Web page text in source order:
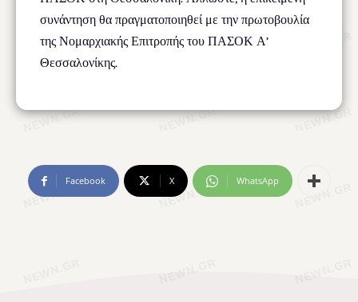
συνάντηση θα πραγματοποιηθεί με την πρωτοβουλία
της Νομαρχιακής Επιτροπής του ΠΑΣΟΚ Α’
Θεσσαλονίκης.
Facebook X WhatsApp